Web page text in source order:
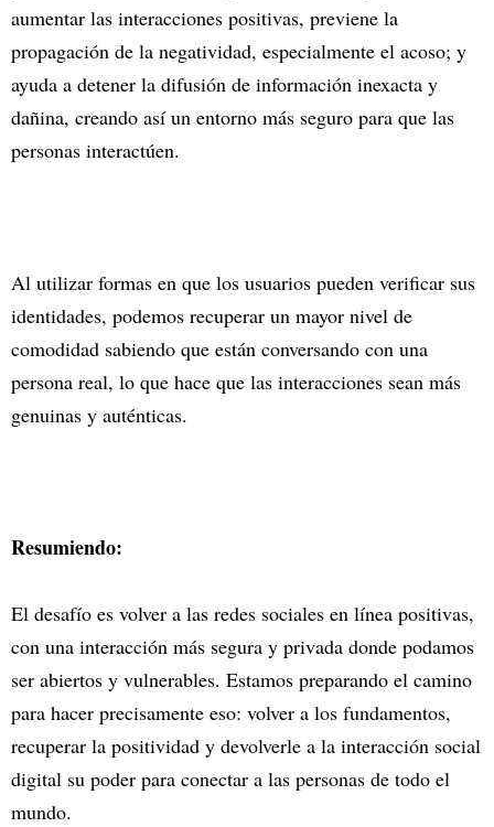
aumentar las interacciones positivas, previene la
propagación de la negatividad, especialmente el acoso; y
ayuda a detener la difusión de información inexacta y
dañina, creando así un entorno más seguro para que las
personas interactúen.
Al utilizar formas en que los usuarios pueden verificar sus
identidades, podemos recuperar un mayor nivel de
comodidad sabiendo que están conversando con una
persona real, lo que hace que las interacciones sean más
genuinas y auténticas.
Resumiendo:
El desafío es volver a las redes sociales en línea positivas,
con una interacción más segura y privada donde podamos
ser abiertos y vulnerables. Estamos preparando el camino
para hacer precisamente eso: volver a los fundamentos,
recuperar la positividad y devolverle a la interacción social
digital su poder para conectar a las personas de todo el
mundo.